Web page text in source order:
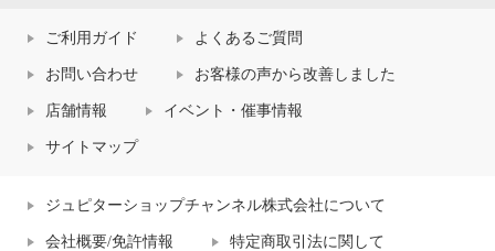
ご利用ガイド よくあるご質問
お問い合わせ お客様の声から改善しました
店舗情報 イベント・催事情報
サイトマップ
ジュピターショップチャンネル株式会社について
会社概要/免許情報 特定商取引法に関して